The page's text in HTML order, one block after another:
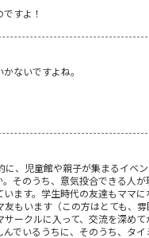
すよ！
ないですよね。
、児童館や親子が集まるイベ
そのうち、意気投合できる人が
ます。学生時代の友達もママに
もいます（この方はとても、
ークルに入って、交流を深めて
でいるうちに、そのうち、タイ